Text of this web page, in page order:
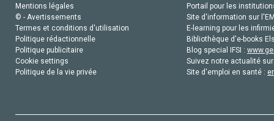
Mentions légales
© - Avertissements
Termes et conditions d'utilisation
Politique rédactionnelle
Politique publicitaire
Cookie settings
Politique de la vie privée
Portail pour les
Site d'information sur
E-learning pour les
Bibliothèque d'e-books
Blog special IFSI :
Suivez notre actualité
Site d'emploi en santé :